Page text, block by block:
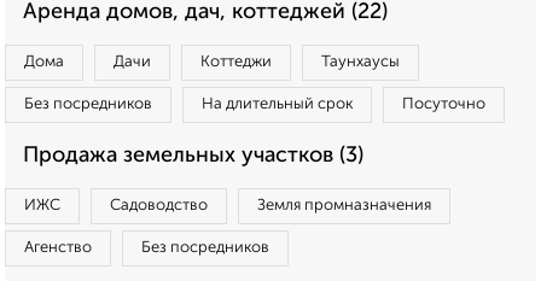
Аренда домов, дач, коттеджей (22)
Дома Дачи Коттеджи Таунхаусы
Без посредников На длительный срок Посуточно
Продажа земельных участков (3)
ИЖС Садоводство Земля промназначения
Агенство Без посредников